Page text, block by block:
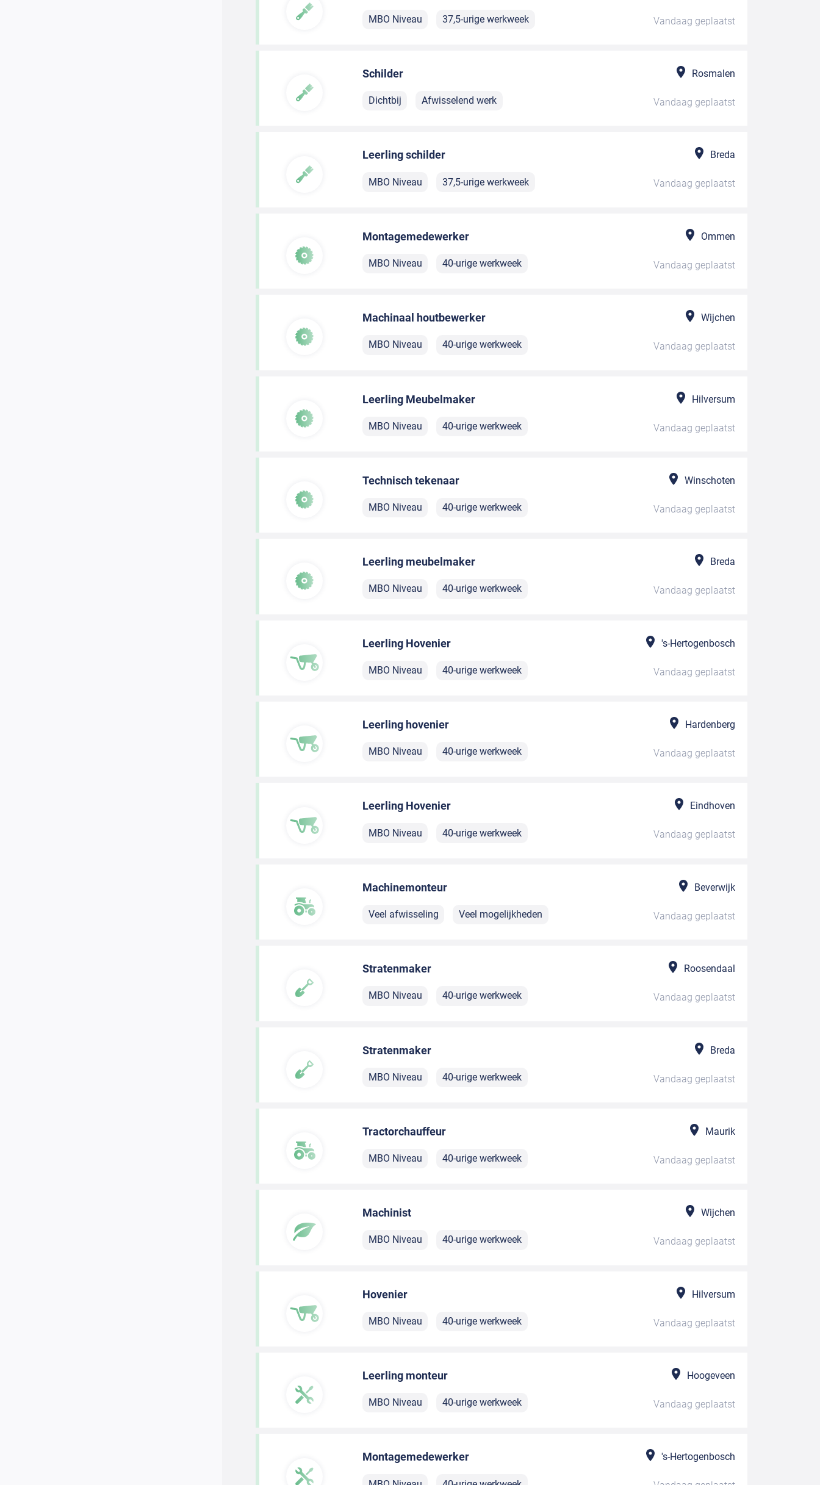
MBO Niveau 37,5-urige werkweek Vandaag geplaatst
Schilder Rosmalen
Dichtbij Afwisselend werk Vandaag geplaatst
Leerling schilder Breda
MBO Niveau 37,5-urige werkweek Vandaag geplaatst
Montagemedewerker Ommen
MBO Niveau 40-urige werkweek Vandaag geplaatst
Machinaal houtbewerker Wijchen
MBO Niveau 40-urige werkweek Vandaag geplaatst
Leerling Meubelmaker Hilversum
MBO Niveau 40-urige werkweek Vandaag geplaatst
Technisch tekenaar Winschoten
MBO Niveau 40-urige werkweek Vandaag geplaatst
Leerling meubelmaker Breda
MBO Niveau 40-urige werkweek Vandaag geplaatst
Leerling Hovenier 's-Hertogenbosch
MBO Niveau 40-urige werkweek Vandaag geplaatst
Leerling hovenier Hardenberg
MBO Niveau 40-urige werkweek Vandaag geplaatst
Leerling Hovenier Eindhoven
MBO Niveau 40-urige werkweek Vandaag geplaatst
Machinemonteur Beverwijk
Veel afwisseling Veel mogelijkheden Vandaag geplaatst
Stratenmaker Roosendaal
MBO Niveau 40-urige werkweek Vandaag geplaatst
Stratenmaker Breda
MBO Niveau 40-urige werkweek Vandaag geplaatst
Tractorchauffeur Maurik
MBO Niveau 40-urige werkweek Vandaag geplaatst
Machinist Wijchen
MBO Niveau 40-urige werkweek Vandaag geplaatst
Hovenier Hilversum
MBO Niveau 40-urige werkweek Vandaag geplaatst
Leerling monteur Hoogeveen
MBO Niveau 40-urige werkweek Vandaag geplaatst
Montagemedewerker 's-Hertogenbosch